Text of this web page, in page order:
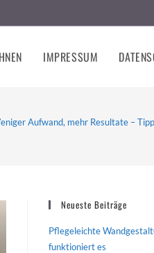
IMPRESSUM
Aufwand, mehr Resultate –
Neueste Beiträge
Pflegeleichte
funktioniert es